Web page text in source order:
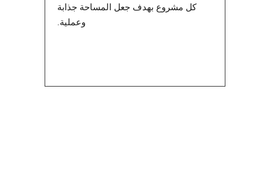
كل مشروع بهدف جعل المساحة جذابة
وعملية.